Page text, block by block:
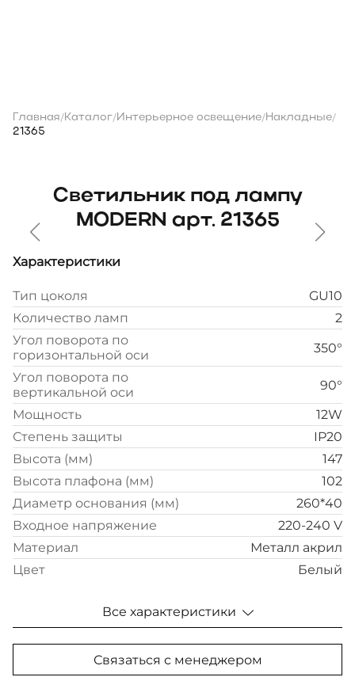
Главная/Каталог/Интерьерное освещение/Накладные/
21365
Светильник под лампу
MODERN арт. 21365
Характеристики
Тип цоколя
GU10
Количество ламп
2
Угол поворота по
горизонтальной оси
350°
Угол поворота по
вертикальной оси
90°
Мощность
12W
Степень защиты
IP20
Высота (мм)
147
Высота плафона (мм)
102
Диаметр основания (мм)
260*40
Входное напряжение
220-240 V
Материал
Металл акрил
Цвет
Белый
Все характеристики
Связаться с менеджером